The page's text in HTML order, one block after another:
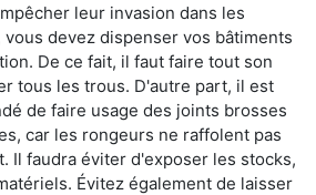
leur invasion dans les
vous devez dispenser vos bâtiments
De ce fait, il faut faire tout son
tous les trous. D'autre part, il est
de faire usage des joints brosses
car les rongeurs ne raffolent pas
Il faudra éviter d'exposer les stocks,
Évitez également de laisser